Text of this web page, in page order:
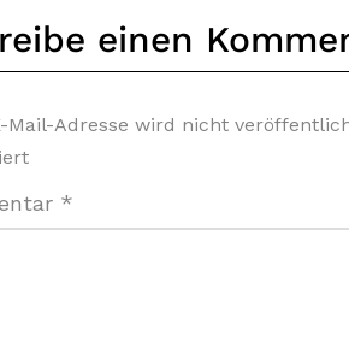
einen
Mail-Adresse wird nicht
*